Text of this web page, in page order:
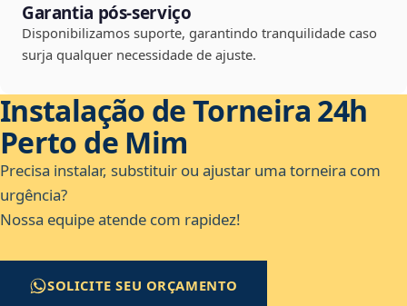
Garantia pós-serviço
Disponibilizamos suporte, garantindo tranquilidade caso
surja qualquer necessidade de ajuste.
Instalação de Torneira 24h
Perto de Mim
Precisa instalar, substituir ou ajustar uma torneira com
urgência?
Nossa equipe atende com rapidez!
SOLICITE SEU ORÇAMENTO